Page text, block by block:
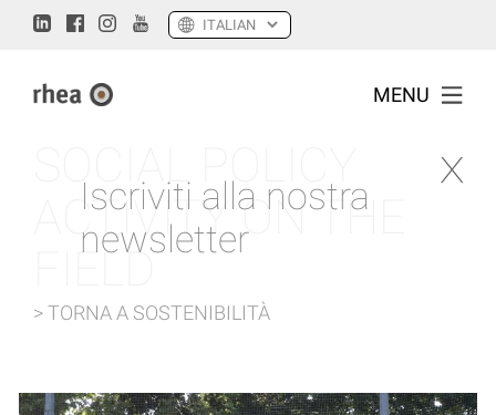
MENU
Iscriviti alla nostra
newsletter
SOCIAL POLICY
ACTIVITY ON THE
FIELD
> TORNA A SOSTENIBILITÀ